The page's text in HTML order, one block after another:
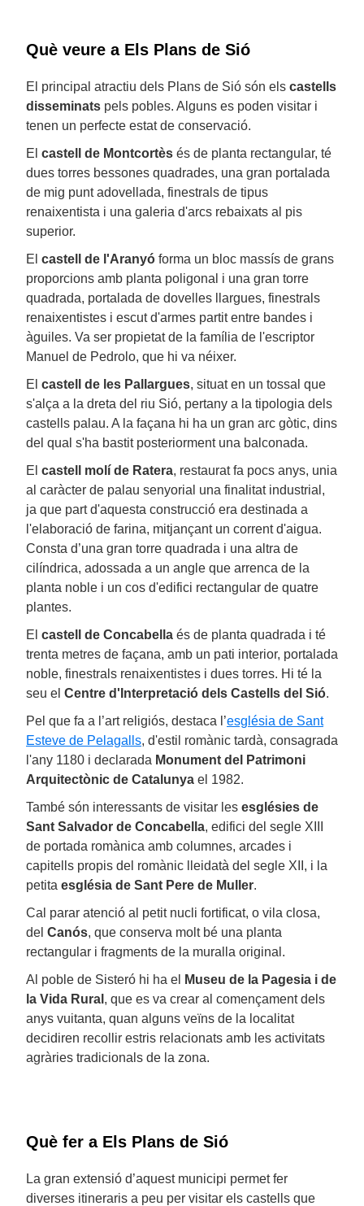
Què veure a Els Plans de Sió
El principal atractiu dels Plans de Sió són els castells
disseminats pels pobles. Alguns es poden visitar i
tenen un perfecte estat de conservació.
El castell de Montcortès és de planta rectangular, té
dues torres bessones quadrades, una gran portalada
de mig punt adovellada, finestrals de tipus
renaixentista i una galeria d'arcs rebaixats al pis
superior.
El castell de l'Aranyó forma un bloc massís de grans
proporcions amb planta poligonal i una gran torre
quadrada, portalada de dovelles llargues, finestrals
renaixentistes i escut d'armes partit entre bandes i
àguiles. Va ser propietat de la família de l'escriptor
Manuel de Pedrolo, que hi va néixer.
El castell de les Pallargues, situat en un tossal que
s'alça a la dreta del riu Sió, pertany a la tipologia dels
castells palau. A la façana hi ha un gran arc gòtic, dins
del qual s'ha bastit posteriorment una balconada.
El castell molí de Ratera, restaurat fa pocs anys, unia
al caràcter de palau senyorial una finalitat industrial,
ja que part d'aquesta construcció era destinada a
l'elaboració de farina, mitjançant un corrent d'aigua.
Consta d’una gran torre quadrada i una altra de
cilíndrica, adossada a un angle que arrenca de la
planta noble i un cos d'edifici rectangular de quatre
plantes.
El castell de Concabella és de planta quadrada i té
trenta metres de façana, amb un pati interior, portalada
noble, finestrals renaixentistes i dues torres. Hi té la
seu el Centre d'Interpretació dels Castells del Sió.
Pel que fa a l’art religiós, destaca l’església de Sant
Esteve de Pelagalls, d'estil romànic tardà, consagrada
l'any 1180 i declarada Monument del Patrimoni
Arquitectònic de Catalunya el 1982.
També són interessants de visitar les esglésies de
Sant Salvador de Concabella, edifici del segle XIII
de portada romànica amb columnes, arcades i
capitells propis del romànic lleidatà del segle XII, i la
petita església de Sant Pere de Muller.
Cal parar atenció al petit nucli fortificat, o vila closa,
del Canós, que conserva molt bé una planta
rectangular i fragments de la muralla original.
Al poble de Sisteró hi ha el
Museu de la Pagesia i de
la Vida Rural , que es va crear al començament dels
anys vuitanta, quan alguns veïns de la localitat
decidiren recollir estris relacionats amb les activitats
agràries tradicionals de la zona.
Què fer a Els Plans de Sió
La gran extensió d’aquest municipi permet fer
diverses itineraris a peu per visitar els castells que